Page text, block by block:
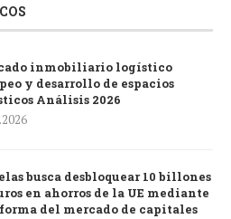
inmobiliario logístico
y desarrollo de espacios
Análisis 2026
busca desbloquear 10 billones
en ahorros de la UE mediante
del mercado de capitales